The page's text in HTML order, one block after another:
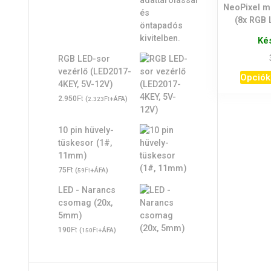
NeoPixel
(8x RGB
RGB LED-sor
vezérlő (LED2017-
4KEY, 5V-12V)
2.950Ft (2.323Ft+ÁFA)
10 pin hüvely-
tüskesor (1#,
11mm)
75Ft (59Ft+ÁFA)
LED - Narancs
csomag (20x,
5mm)
190Ft (150Ft+ÁFA)